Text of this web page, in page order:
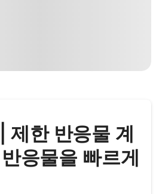
한 반응물 계
응물을 빠르게